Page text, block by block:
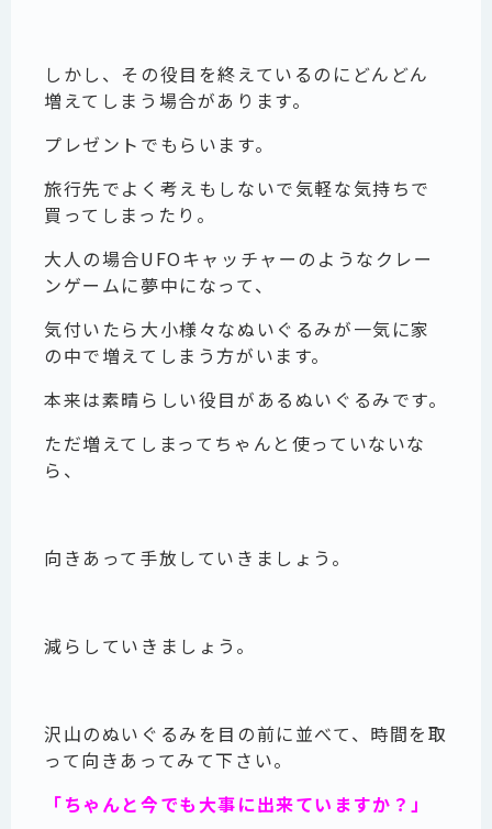
しかし、その役目を終えているのにどんどん
増えてしまう場合があります。
プレゼントでもらいます。
旅行先でよく考えもしないで気軽な気持ちで
買ってしまったり。
大人の場合UFOキャッチャーのようなクレー
ンゲームに夢中になって、
気付いたら大小様々なぬいぐるみが一気に家
の中で増えてしまう方がいます。
本来は素晴らしい役目があるぬいぐるみです。
ただ増えてしまってちゃんと使っていないな
ら、
向きあって手放していきましょう。
減らしていきましょう。
沢山のぬいぐるみを目の前に並べて、時間を取
って向きあってみて下さい。
「ちゃんと今でも大事に出来ていますか？」